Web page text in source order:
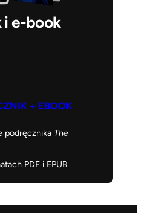
i e-book
+ EBOOK
podręcznika The
PDF i EPUB